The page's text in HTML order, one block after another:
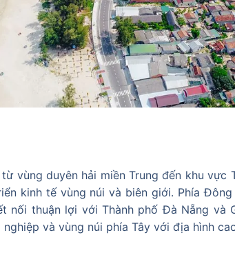
vùng duyên hải miền Trung đến khu
kinh tế vùng núi và biên giới. Phía
thuận lợi với Thành phố Đà Nẵng và
và vùng núi phía Tây với địa hình